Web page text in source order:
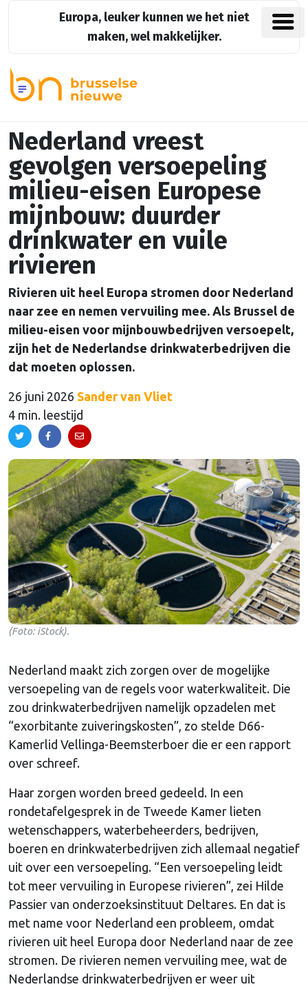
Europa, leuker kunnen we het niet
maken, wel makkelijker.
Nederland vreest
gevolgen versoepeling
milieu-eisen Europese
mijnbouw: duurder
drinkwater en vuile
rivieren
Rivieren uit heel Europa stromen door Nederland
naar zee en nemen vervuiling mee. Als Brussel de
milieu-eisen voor mijnbouwbedrijven versoepelt,
zijn het de Nederlandse drinkwaterbedrijven die
dat moeten oplossen.
26 juni 2026 Sander van Vliet
4 min. leestijd
(Foto: iStock).
Nederland maakt zich zorgen over de mogelijke
versoepeling van de regels voor waterkwaliteit. Die
zou drinkwaterbedrijven namelijk opzadelen met
“exorbitante zuiveringskosten”, zo stelde D66-
Kamerlid Vellinga-Beemsterboer die er een rapport
over schreef.
Haar zorgen worden breed gedeeld. In een
rondetafelgesprek in de Tweede Kamer lieten
wetenschappers, waterbeheerders, bedrijven,
boeren en drinkwaterbedrijven zich allemaal negatief
uit over een versoepeling. “Een versoepeling leidt
tot meer vervuiling in Europese rivieren”, zei Hilde
Passier van onderzoeksinstituut Deltares. En dat is
met name voor Nederland een probleem, omdat
rivieren uit heel Europa door Nederland naar de zee
stromen. De rivieren nemen vervuiling mee, wat de
Nederlandse drinkwaterbedrijven er weer uit